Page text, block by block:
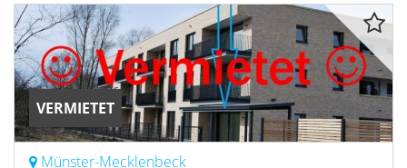
VERMIETET
Münster-Mecklenbeck